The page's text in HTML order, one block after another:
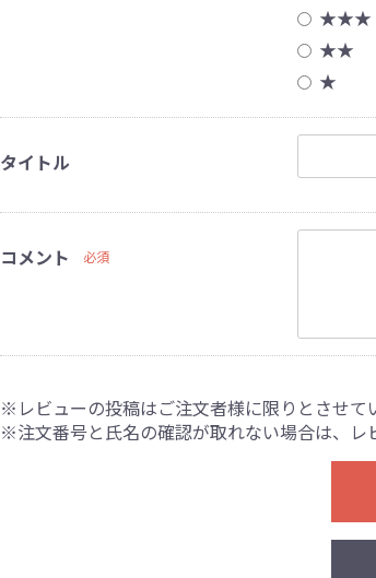
★★★
★★
★
タイトル
コメント 必須
※レビューの投稿はご注文者様に限りとさせて
※注文番号と氏名の確認が取れない場合は、レ